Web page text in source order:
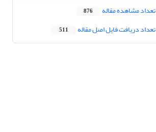
تعداد مشاهده مقاله 876
تعداد دریافت فایل اصل مقاله 511